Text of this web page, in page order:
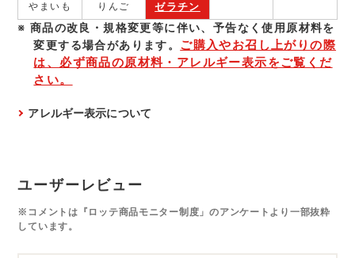
やまいも りんご ゼラチン
商品の改良・規格変更等に伴い、予告なく使⽤原材料を
変更する場合があります。 ご購入やお召し上がりの際
は、必ず商品の原材料・アレルギー表示をご覧くだ
さい。
アレルギー表示について
ユーザーレビュー
※コメントは『ロッテ商品モニター制度」のアンケートより一部抜粋
しています。